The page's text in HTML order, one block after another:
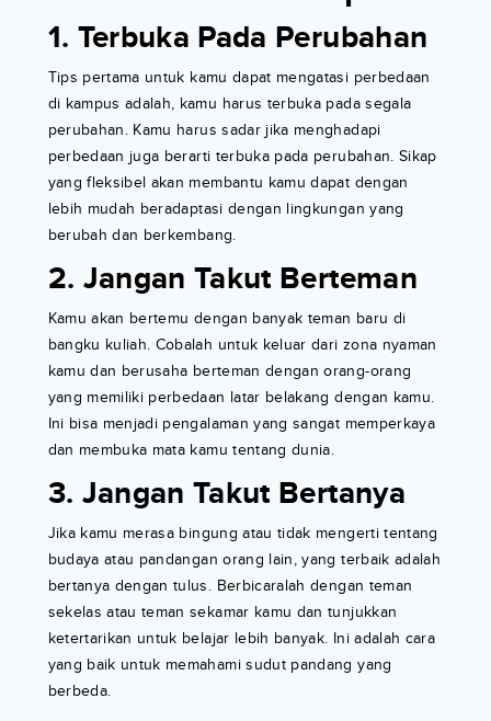
1. Terbuka Pada Perubahan
Tips pertama untuk kamu dapat mengatasi perbedaan
di kampus adalah, kamu harus terbuka pada segala
perubahan. Kamu harus sadar jika menghadapi
perbedaan juga berarti terbuka pada perubahan. Sikap
yang fleksibel akan membantu kamu dapat dengan
lebih mudah beradaptasi dengan lingkungan yang
berubah dan berkembang.
2. Jangan Takut Berteman
Kamu akan bertemu dengan banyak teman baru di
bangku kuliah. Cobalah untuk keluar dari zona nyaman
kamu dan berusaha berteman dengan orang-orang
yang memiliki perbedaan latar belakang dengan kamu.
Ini bisa menjadi pengalaman yang sangat memperkaya
dan membuka mata kamu tentang dunia.
3. Jangan Takut Bertanya
Jika kamu merasa bingung atau tidak mengerti tentang
budaya atau pandangan orang lain, yang terbaik adalah
bertanya dengan tulus. Berbicaralah dengan teman
sekelas atau teman sekamar kamu dan tunjukkan
ketertarikan untuk belajar lebih banyak. Ini adalah cara
yang baik untuk memahami sudut pandang yang
berbeda.